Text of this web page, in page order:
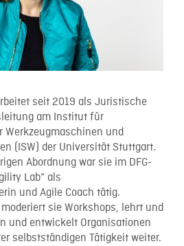
seit 2019 als Juristische
am Institut für
Werkzeugmaschinen und
(ISW) der Universität Stuttgart.
Abordnung war sie im DFG-
Lab“ als
und Agile Coach tätig.
sie Workshops, lehrt und
und entwickelt Organisationen
selbstständigen Tätigkeit weiter.